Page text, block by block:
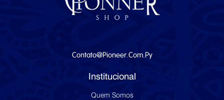
Contato@pioneer.com.py
Institucional
Quem Somos